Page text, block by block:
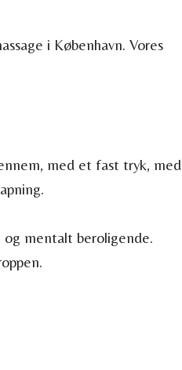
i København. Vores
med et fast tryk, med
og mentalt beroligende.